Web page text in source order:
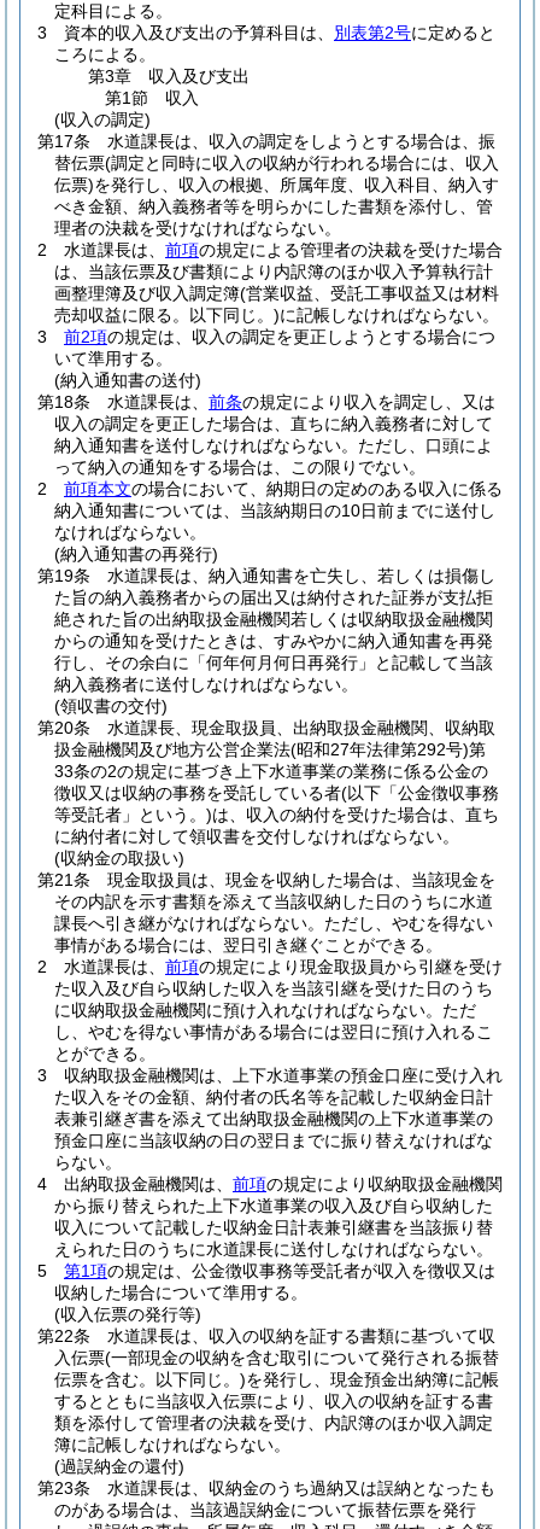
定科目による。
3
資本的収入及び支出の予算科目は、 別表第2号に定めると
ころによる。
第3章
収入及び支出
第1節
収入
(収入の調定)
第17条
水道課長は、収入の調定をしようとする場合は、振
替伝票(調定と同時に収入の収納が行われる場合には、収入
伝票)を発行し、収入の根拠、所属年度、収入科目、納入す
べき金額、納入義務者等を明らかにした書類を添付し、管
理者の決裁を受けなければならない。
2
水道課長は、 前項の規定による管理者の決裁を受けた場合
は、当該伝票及び書類により内訳簿のほか収入予算執行計
画整理簿及び収入調定簿(営業収益、受託工事収益又は材料
売却収益に限る。以下同じ。)に記帳しなければならない。
3
前2項の規定は、収入の調定を更正しようとする場合につ
いて準用する。
(納入通知書の送付)
第18条
水道課長は、 前条の規定により収入を調定し、又は
収入の調定を更正した場合は、直ちに納入義務者に対して
納入通知書を送付しなければならない。 ただし、口頭によ
って納入の通知をする場合は、この限りでない。
2
前項本文の場合において、納期日の定めのある収入に係る
納入通知書については、当該納期日の10日前までに送付し
なければならない。
(納入通知書の再発行)
第19条
水道課長は、納入通知書を亡失し、若しくは損傷し
た旨の納入義務者からの届出又は納付された証券が支払拒
絶された旨の出納取扱金融機関若しくは収納取扱金融機関
からの通知を受けたときは、すみやかに納入通知書を再発
行し、その余白に「何年何月何日再発行」と記載して当該
納入義務者に送付しなければならない。
(領収書の交付)
第20条
水道課長、現金取扱員、出納取扱金融機関、収納取
扱金融機関及び地方公営企業法(昭和27年法律第292号)第
33条の2の規定に基づき上下水道事業の業務に係る公金の
徴収又は収納の事務を受託している者(以下「公金徴収事務
等受託者」という。)は、収入の納付を受けた場合は、直ち
に納付者に対して領収書を交付しなければならない。
(収納金の取扱い)
第21条
現金取扱員は、現金を収納した場合は、当該現金を
その内訳を示す書類を添えて当該収納した日のうちに水道
課長へ引き継がなければならない。 ただし、やむを得ない
事情がある場合には、翌日引き継ぐことができる。
2
水道課長は、 前項の規定により現金取扱員から引継を受け
た収入及び自ら収納した収入を当該引継を受けた日のうち
に収納取扱金融機関に預け入れなければならない。 ただ
し、やむを得ない事情がある場合には翌日に預け入れるこ
とができる。
3
収納取扱金融機関は、上下水道事業の預金口座に受け入れ
た収入をその金額、納付者の氏名等を記載した収納金日計
表兼引継ぎ書を添えて出納取扱金融機関の上下水道事業の
預金口座に当該収納の日の翌日までに振り替えなければな
らない。
4
出納取扱金融機関は、 前項の規定により収納取扱金融機関
から振り替えられた上下水道事業の収入及び自ら収納した
収入について記載した収納金日計表兼引継書を当該振り替
えられた日のうちに水道課長に送付しなければならない。
5
第1項の規定は、公金徴収事務等受託者が収入を徴収又は
収納した場合について準用する。
(収入伝票の発行等)
第22条
水道課長は、収入の収納を証する書類に基づいて収
入伝票(一部現金の収納を含む取引について発行される振替
伝票を含む。以下同じ。)を発行し、現金預金出納簿に記帳
するとともに当該収入伝票により、収入の収納を証する書
類を添付して管理者の決裁を受け、内訳簿のほか収入調定
簿に記帳しなければならない。
(過誤納金の還付)
第23条
水道課長は、収納金のうち過納又は誤納となったも
のがある場合は、当該過誤納金について振替伝票を発行